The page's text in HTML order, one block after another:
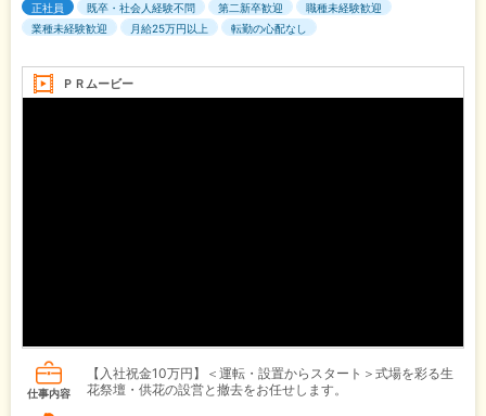
正社員 既卒・社会人経験不問 第二新卒歓迎
職種未経験歓迎
業種未経験歓迎
月給25万円以上 転勤の心配なし
ＰＲムービー
仕事内容
【入社祝金10万円】＜運転・設置からスタート＞式場を彩る生
花祭壇・供花の設営と撤去をお任せします。